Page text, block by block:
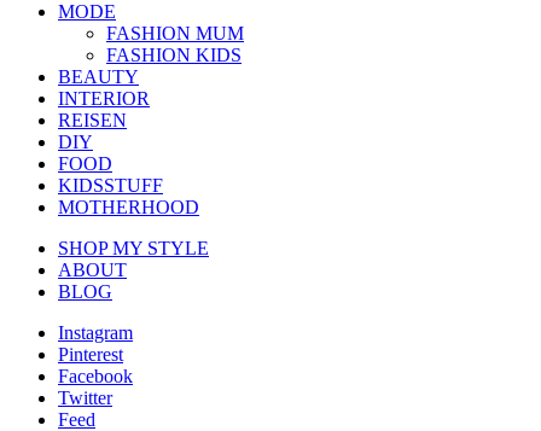
MODE
FASHION MUM
FASHION KIDS
BEAUTY
INTERIOR
REISEN
DIY
FOOD
KIDSSTUFF
MOTHERHOOD
SHOP MY STYLE
ABOUT
BLOG
Instagram
Pinterest
Facebook
Twitter
Feed